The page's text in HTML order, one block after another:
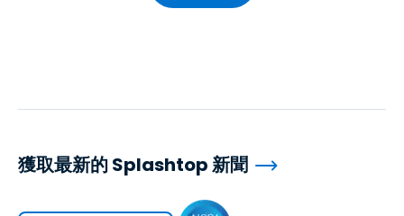
獲取最新的 Splashtop 新聞